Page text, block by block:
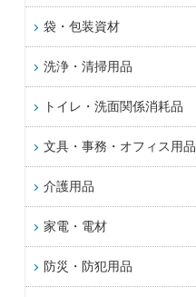
袋・包装資材
洗浄・清掃用品
トイレ・洗面関係消耗品
文具・事務・オフィス用品
介護用品
家電・電材
防災・防犯用品